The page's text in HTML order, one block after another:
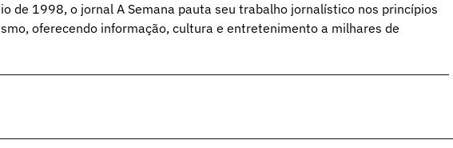
de 1998, o jornal A Semana pauta seu trabalho jornalístico nos princípios
oferecendo informação, cultura e entretenimento a milhares de